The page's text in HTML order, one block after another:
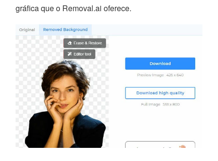
gráfica que o Removal.ai oferece.